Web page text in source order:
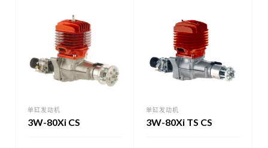
单缸发动机
3W-80Xi CS
单缸发动机
3W-80Xi TS CS